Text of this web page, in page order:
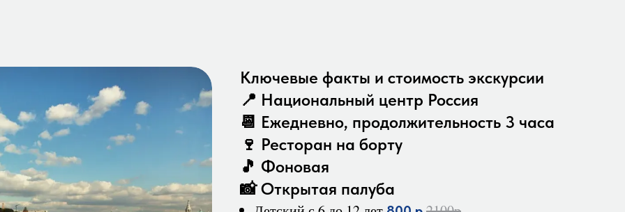
Ключевые факты и стоимость экскурсии
📍 Национальный центр Россия
📆 Ежедневно, продолжительность 3 часа
🍷 Ресторан на борту
🎵 Фоновая
📸 Открытая палуба